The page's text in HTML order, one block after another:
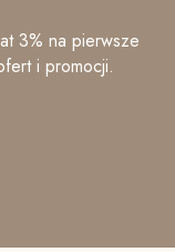
3% na pierwsze
i promocji.